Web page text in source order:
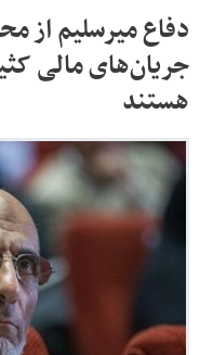
دفاع میرسلیم
جریان‌های مالی
هستند